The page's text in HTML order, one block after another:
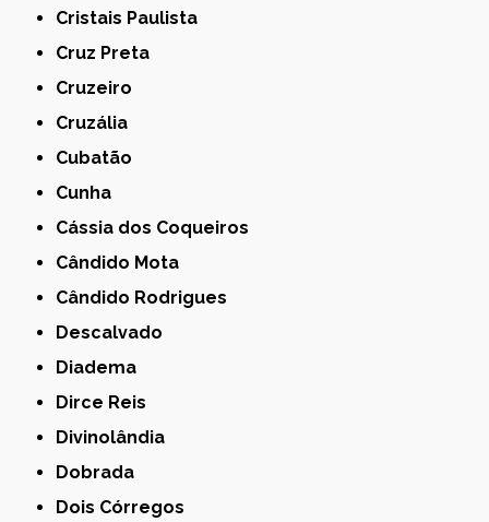
Cristais Paulista
Cruz Preta
Cruzeiro
Cruzália
Cubatão
Cunha
Cássia dos Coqueiros
Cândido Mota
Cândido Rodrigues
Descalvado
Diadema
Dirce Reis
Divinolândia
Dobrada
Dois Córregos